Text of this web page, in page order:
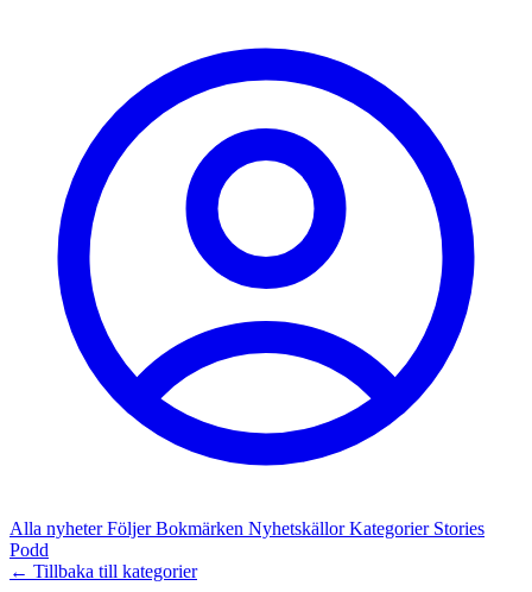
Alla nyheterFöljerBokmärken NyhetskällorKategorier Stories
Podd
← Tillbaka till kategorier